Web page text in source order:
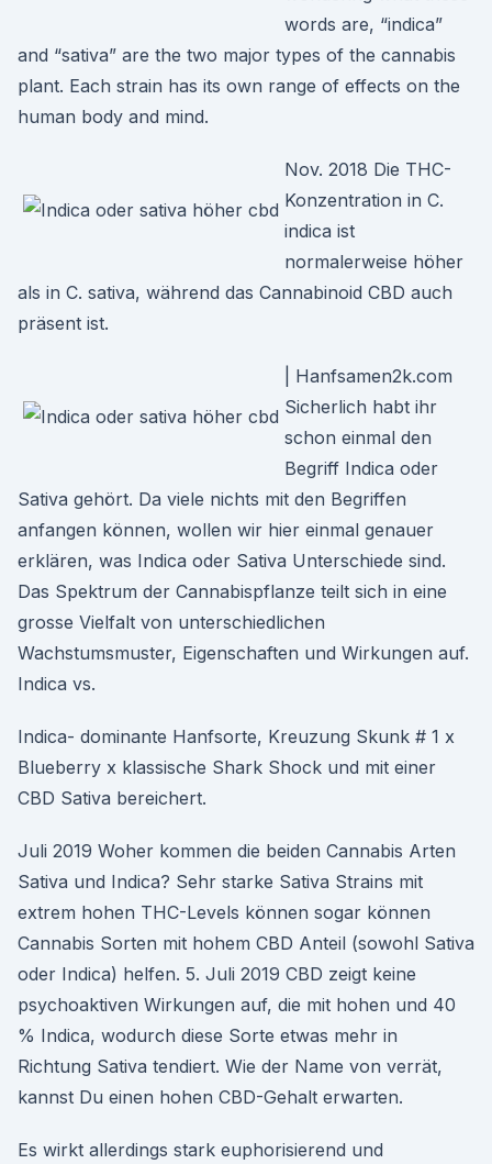
words are, “indica”
and “sativa” are the two major types of the cannabis
plant. Each strain has its own range of effects on the
human body and mind.
Nov. 2018 Die THC-
Konzentration in C.
indica ist
normalerweise höher
als in C. sativa, während das Cannabinoid CBD auch
präsent ist.
| Hanfsamen2k.com
Sicherlich habt ihr
schon einmal den
Begriff Indica oder
Sativa gehört. Da viele nichts mit den Begriffen
anfangen können, wollen wir hier einmal genauer
erklären, was Indica oder Sativa Unterschiede sind.
Das Spektrum der Cannabispflanze teilt sich in eine
grosse Vielfalt von unterschiedlichen
Wachstumsmuster, Eigenschaften und Wirkungen auf.
Indica vs.
Indica- dominante Hanfsorte, Kreuzung Skunk # 1 x
Blueberry x klassische Shark Shock und mit einer
CBD Sativa bereichert.
Juli 2019 Woher kommen die beiden Cannabis Arten
Sativa und Indica? Sehr starke Sativa Strains mit
extrem hohen THC-Levels können sogar können
Cannabis Sorten mit hohem CBD Anteil (sowohl Sativa
oder Indica) helfen. 5. Juli 2019 CBD zeigt keine
psychoaktiven Wirkungen auf, die mit hohen und 40
% Indica, wodurch diese Sorte etwas mehr in
Richtung Sativa tendiert. Wie der Name von verrät,
kannst Du einen hohen CBD-Gehalt erwarten.
Es wirkt allerdings stark euphorisierend und